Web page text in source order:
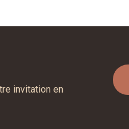
invitation en